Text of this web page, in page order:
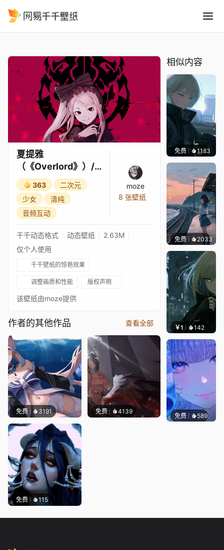
夏提雅
（《Overlord》）/S
halltear (Overlord)
363
二次元
少女
清纯
音频互动
moze
8 张壁纸
千千动态格式 动态壁纸
2.63M
仅个人使用
千千壁纸的惊艳效果
调整画质和性能 版权声明
该壁纸由moze提供
作者的其他作品 查看全部
免费 3191 免费 4139
免费 115
相似内容
免费 1183辰东
免费 2033辰东
￥1 142
免费 589辰东